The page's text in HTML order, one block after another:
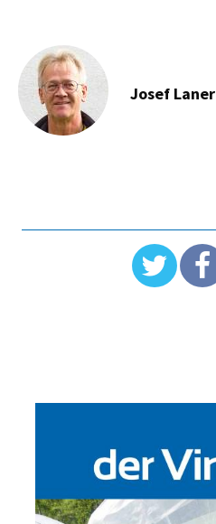
Josef Laner